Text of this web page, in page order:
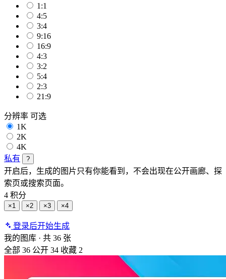
1:1
4:5
3:4
9:16
16:9
4:3
3:2
5:4
2:3
21:9
分辨率 可选
1K
2K
4K
私有
?
开启后，生成的图片只有你能看到，不会出现在公开画廊、探
索页或搜索页面。
4 积分
×1 ×2 ×3 ×4
登录后开始生成
我的图库 · 共 36 张
全部 36 公开 34 收藏 2